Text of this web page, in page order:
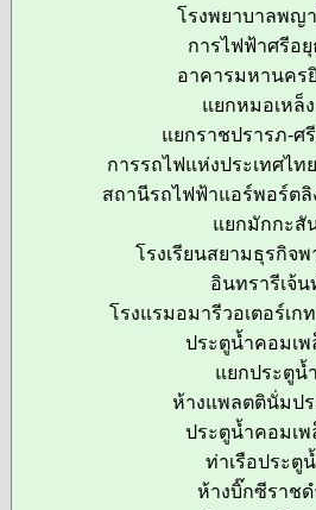
โรงพยาบาลพญ
การไฟฟ้าศรีอยุ
อาคารมหานคร
แยกหมอเหล็ง
แยกราชปรารภ-ศ
การรถไฟแห่งประเทศไท
สถานีรถไฟฟ้าแอร์พอร์ตลิ
แยกมักกะสั
โรงเรียนสยามธุรกิจ
อินทรารีเจ้น
โรงแรมอมารีวอเตอร์เก
ประตูน้ำคอมเพ
แยกประตูน้ำ
ห้างแพลตตินั่มป
ประตูน้ำคอมเพ
ท่าเรือประตู
ห้างบิ๊กซีราชด